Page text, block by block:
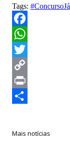
Tags:#ConcursoJá
Facebook
WhatsApp
Twitter
Copy
Link
Print
Mais notícias